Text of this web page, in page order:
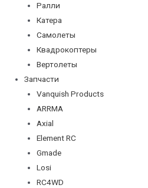
Ралли
Катера
Самолеты
Квадрокоптеры
Вертолеты
Запчасти
Vanquish Products
ARRMA
Axial
Element RC
Gmade
Losi
RC4WD